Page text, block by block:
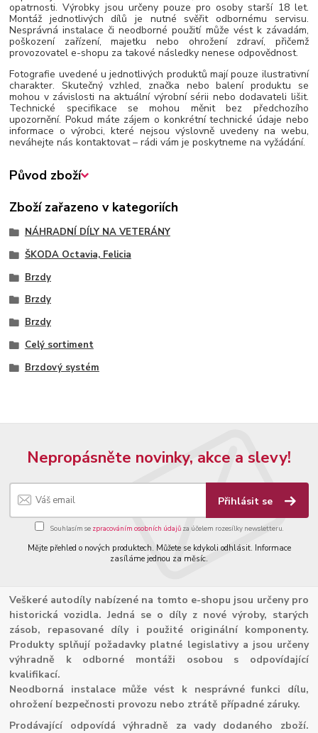
opatrnosti. Výrobky jsou určeny pouze pro osoby starší 18 let.
Montáž jednotlivých dílů je nutné svěřit odbornému servisu.
Nesprávná instalace či neodborné použití může vést k závadám,
poškození zařízení, majetku nebo ohrožení zdraví, přičemž
provozovatel e-shopu za takové následky nenese odpovědnost.
Fotografie uvedené u jednotlivých produktů mají pouze ilustrativní
charakter. Skutečný vzhled, značka nebo balení produktu se
mohou v závislosti na aktuální výrobní sérii nebo dodavateli lišit.
Technické specifikace se mohou měnit bez předchozího
upozornění. Pokud máte zájem o konkrétní technické údaje nebo
informace o výrobci, které nejsou výslovně uvedeny na webu,
neváhejte nás kontaktovat – rádi vám je poskytneme na vyžádání.
Původ zboží
Zboží zařazeno v kategoriích
NÁHRADNÍ DÍLY NA VETERÁNY
ŠKODA Octavia, Felicia
Brzdy
Brzdy
Brzdy
Celý sortiment
Brzdový systém
Nepropásněte novinky, akce a slevy!
Přihlásit se
Souhlasím se zpracováním osobních údajůza účelem rozesílky newsletteru.
Mějte přehled o nových produktech. Můžete se kdykoli odhlásit. Informace
zasíláme jednou za měsíc.
Veškeré autodíly nabízené na tomto e-shopu jsou určeny pro
historická vozidla. Jedná se o díly z nové výroby, starých
zásob, repasované díly i použité originální komponenty.
Produkty splňují požadavky platné legislativy a jsou určeny
výhradně k odborné montáži osobou s odpovídající
kvalifikací.
Neodborná instalace může vést k nesprávné funkci dílu,
ohrožení bezpečnosti provozu nebo ztrátě případné záruky.
Prodávající odpovídá výhradně za vady dodaného zboží.